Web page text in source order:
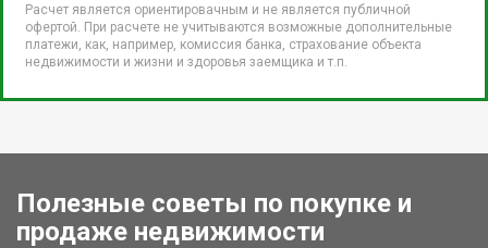
Расчет является ориентировачным и не является публичной
офертой. При расчете не учитываются возможные дополнительные
платежи, как, например, комиссия банка, страхование объекта
недвижимости и жизни и здоровья заемщика и т.п.
Полезные советы по покупке и
продаже недвижимости